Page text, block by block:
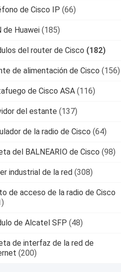
de Cisco IP (66)
de Huawei (185)
del router de Cisco (182)
de alimentación de Cisco (156)
de Cisco ASA (116)
del estante (137)
de la radio de Cisco (64)
del BALNEARIO de Cisco (98)
industrial de la red (308)
de acceso de la radio de Cisco
de Alcatel SFP (48)
de interfaz de la red de
(200)